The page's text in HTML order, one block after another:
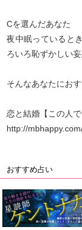
Cを選んだあなた
夜中眠っていると
ろいろ恥ずかしい
そんなあなたにお
恋と結婚【この人
http://
おすすめ占い